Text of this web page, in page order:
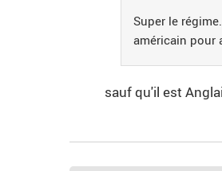
Super le
américain pour
sauf qu'il est